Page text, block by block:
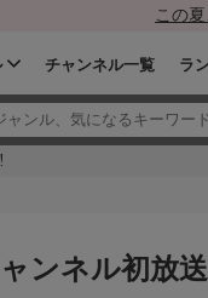
この
チャンネル一覧 ラ
ンネル初放